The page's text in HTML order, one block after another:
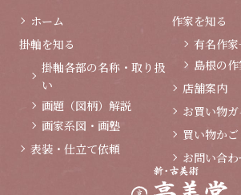
ホーム
掛軸を知る
掛軸各部の名称・取り扱
い
画題（図柄）解説
画家系図・画塾
表装・仕立て依頼
作家を知る
有名作
島根の
店舗案内
お買い物ガ
買い物かご
お問い合わ